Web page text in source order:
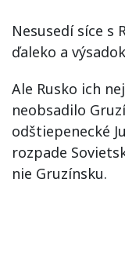
Nesusedí síce s
ďaleko a
Ale Rusko ich
neobsadilo
odštiepenecké
rozpade
nie Gruzínsku.